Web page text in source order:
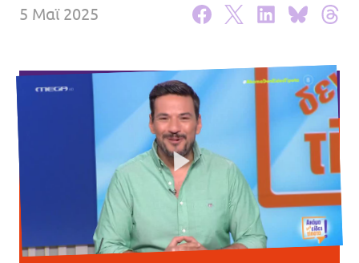
Γίνε Μέλος
Έλα μαζί μας!
Επικοινωνία
5 Μαϊ 2025